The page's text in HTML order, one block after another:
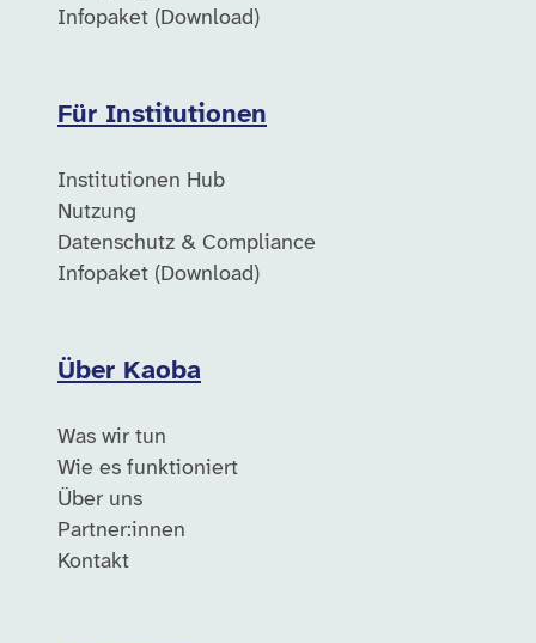
Infopaket (Download)
Für Institutionen
Institutionen Hub
Nutzung
Datenschutz & Compliance
Infopaket (Download)
Über Kaoba
Was wir tun
Wie es funktioniert
Über uns
Partner:innen
Kontakt